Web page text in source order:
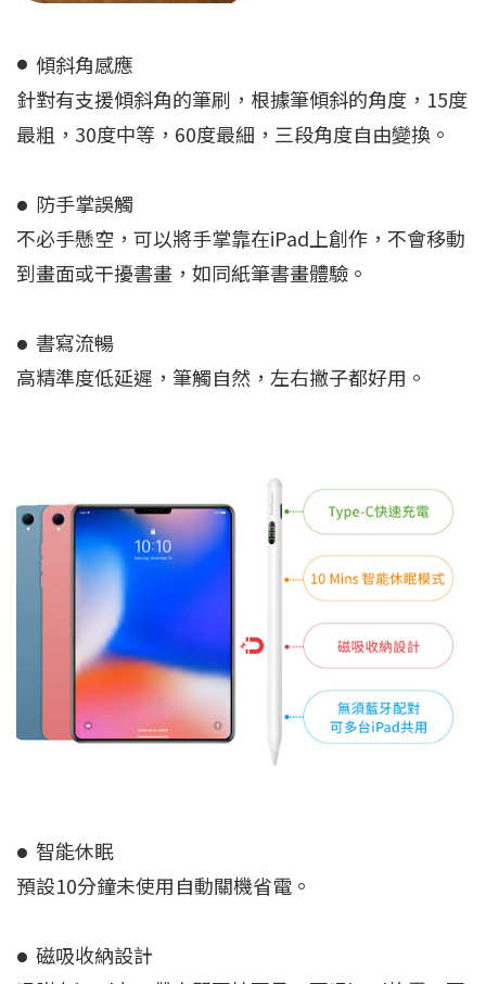
● 傾斜角感應
針對有支援傾斜角的筆刷，根據筆傾斜的角度，15度
最粗，30度中等，60度最細，三段角度自由變換。
● 防手掌誤觸
不必手懸空，可以將手掌靠在iPad上創作，不會移動
到畫面或干擾書畫，如同紙筆書畫體驗。
● 書寫流暢
高精準度低延遲，筆觸自然，左右撇子都好用。
● 智能休眠
預設10分鐘未使用自動關機省電。
● 磁吸收納設計